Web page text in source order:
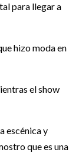
para llegar a
hizo moda en
el show
escénica y
que es una